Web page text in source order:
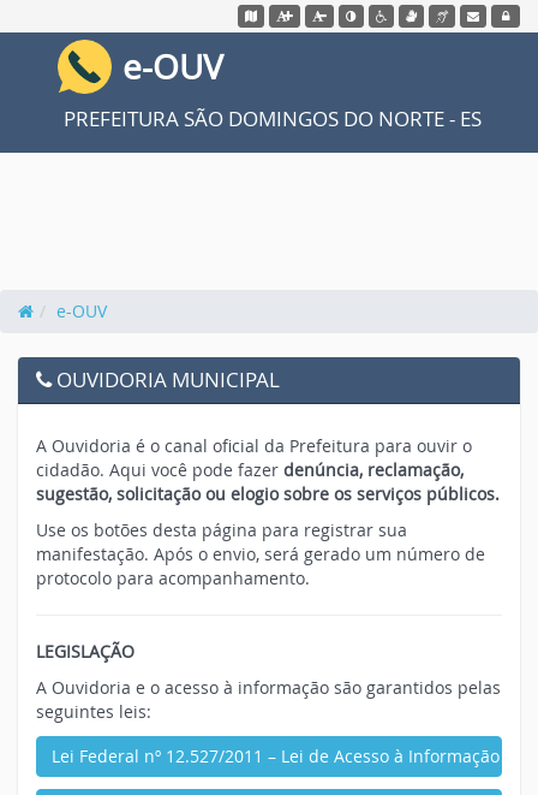
Acessar o mapa do site
Ação para aumentar tamanho da fonte
Ação para diminuir tamaho da fonte
Ação para aplicar auto contraste
Acessar página sobre
Acessar página sobre
Acessar página
Acessar
e-OUV
PREFEITURA SÃO DOMINGOS DO NORTE - ES
e-OUV
OUVIDORIA MUNICIPAL
A Ouvidoria é o canal oficial da Prefeitura para ouvir o
cidadão. Aqui você pode fazer denúncia, reclamação,
sugestão, solicitação ou elogio sobre os serviços públicos.
Use os botões desta página para registrar sua
manifestação. Após o envio, será gerado um número de
protocolo para acompanhamento.
LEGISLAÇÃO
A Ouvidoria e o acesso à informação são garantidos pelas
seguintes leis:
Lei Federal nº 12.527/2011 – Lei de Acesso à Informação